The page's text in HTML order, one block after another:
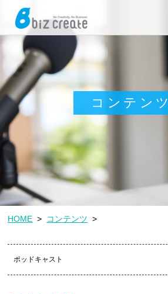
コンテンツ
HOME > コンテンツ >
ポッドキャスト